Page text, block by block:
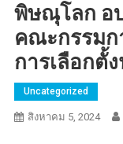
พิษณุโลก อ
คณะกรรมก
การเลือกตั้
Uncategorized
สิงหาคม 5, 2024